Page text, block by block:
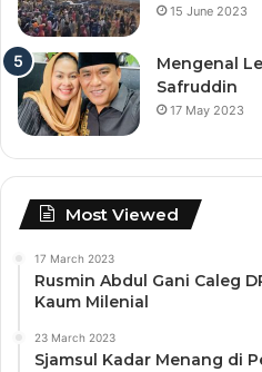
15 June 2023
Mengenal
Safruddin
17 May 2023
Most Viewed
17 March 2023
Rusmin Abdul Gani Caleg
Kaum Milenial
23 March 2023
Sjamsul Kadar Menang di